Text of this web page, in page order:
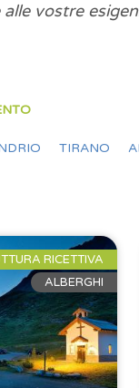
vostre
TIRANO
RICETTIVA
ALBERGHI